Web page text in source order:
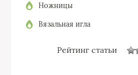
Ножницы
Вязальная игла
Рейтинг статьи